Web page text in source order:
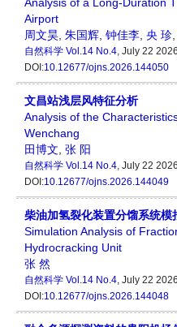
Airport
周文昊 朱国辉 钟佳李 央 珍
自然科学 Vol.14 No.4, July 22
DOI:10.12677/ojns.2026.144050
文昌站浅层风特征分析
Analysis of the
Wenchang
田博文 张 阳
自然科学 Vol.14 No.4, July 22
DOI:10.12677/ojns.2026.144049
柴油加氢裂化装置分馏系统模
Simulation Analysis of
Hydrocracking Unit
张 然
自然科学 Vol.14 No.4, July 22
DOI:10.12677/ojns.2026.144048